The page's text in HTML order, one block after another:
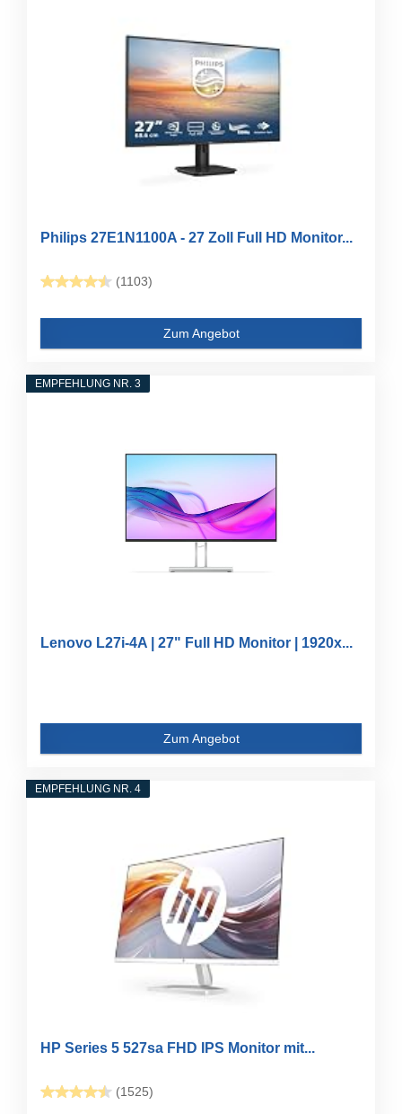
Philips 27E1N1100A - 27 Zoll Full HD Monitor...
(1103)
Zum Angebot
EMPFEHLUNG NR. 3
Lenovo L27i-4A | 27" Full HD Monitor | 1920x...
Zum Angebot
EMPFEHLUNG NR. 4
HP Series 5 527sa FHD IPS Monitor mit...
(1525)